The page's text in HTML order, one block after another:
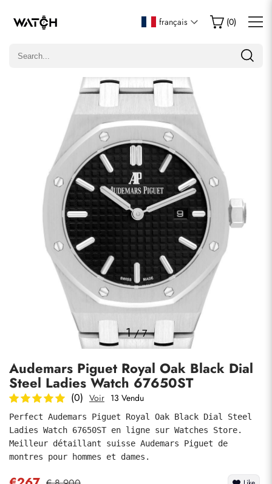
français (0)
1/7
Audemars Piguet Royal Oak Black Dial
Steel Ladies Watch 67650ST
(0) Voir 13 Vendu
Perfect Audemars Piguet Royal Oak Black Dial Steel
Ladies Watch 67650ST en ligne sur Watches Store.
Meilleur détaillant suisse Audemars Piguet de
montres pour hommes et dames.
Écrire un commentaire
Seuls les clients ayant acheté cet article sont autorisés à
commentaires
soumettre